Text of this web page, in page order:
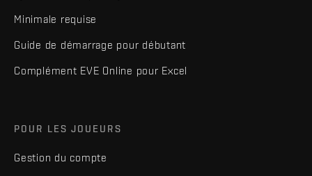
Minimale requise
Guide de démarrage pour débutant
Complément EVE Online pour Excel
POUR LES JOUEURS
Gestion du compte